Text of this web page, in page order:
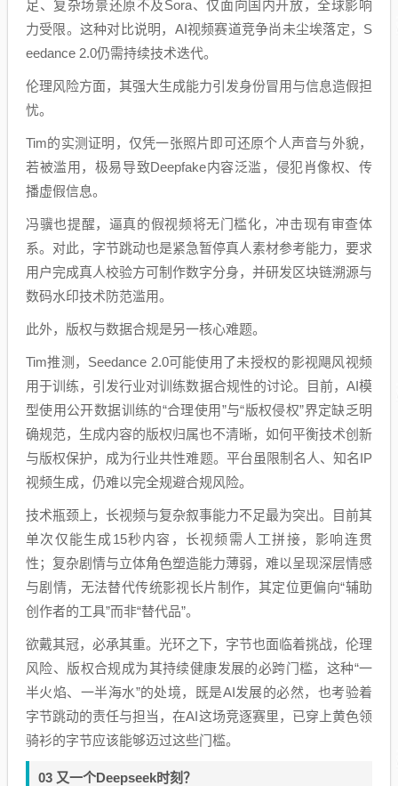
足、复杂场景还原不及Sora、仅面向国内开放，全球影响
力受限。这种对比说明，AI视频赛道竞争尚未尘埃落定，S
eedance 2.0仍需持续技术迭代。
伦理风险方面，其强大生成能力引发身份冒用与信息造假担
忧。
Tim的实测证明，仅凭一张照片即可还原个人声音与外貌，
若被滥用，极易导致Deepfake内容泛滥，侵犯肖像权、传
播虚假信息。
冯骥也提醒，逼真的假视频将无门槛化，冲击现有审查体
系。对此，字节跳动也是紧急暂停真人素材参考能力，要求
用户完成真人校验方可制作数字分身，并研发区块链溯源与
数码水印技术防范滥用。
此外，版权与数据合规是另一核心难题。
Tim推测，Seedance 2.0可能使用了未授权的影视飓风视频
用于训练，引发行业对训练数据合规性的讨论。目前，AI模
型使用公开数据训练的“合理使用”与“版权侵权”界定缺乏明
确规范，生成内容的版权归属也不清晰，如何平衡技术创新
与版权保护，成为行业共性难题。平台虽限制名人、知名IP
视频生成，仍难以完全规避合规风险。
技术瓶颈上，长视频与复杂叙事能力不足最为突出。目前其
单次仅能生成15秒内容，长视频需人工拼接，影响连贯
性；复杂剧情与立体角色塑造能力薄弱，难以呈现深层情感
与剧情，无法替代传统影视长片制作，其定位更偏向“辅助
创作者的工具”而非“替代品”。
欲戴其冠，必承其重。光环之下，字节也面临着挑战，伦理
风险、版权合规成为其持续健康发展的必跨门槛，这种“一
半火焰、一半海水”的处境，既是AI发展的必然，也考验着
字节跳动的责任与担当，在AI这场竞逐赛里，已穿上黄色领
骑衫的字节应该能够迈过这些门槛。
03 又一个Deepseek时刻？